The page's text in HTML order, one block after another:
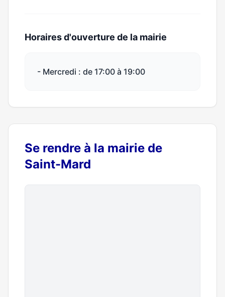
Horaires d'ouverture de la mairie
- Mercredi : de 17:00 à 19:00
Se rendre à la mairie de
Saint-Mard